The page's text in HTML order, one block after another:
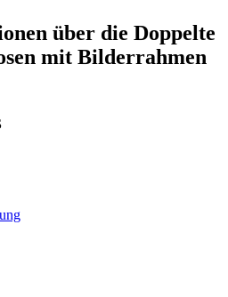
über die Doppelte
mit Bilderrahmen